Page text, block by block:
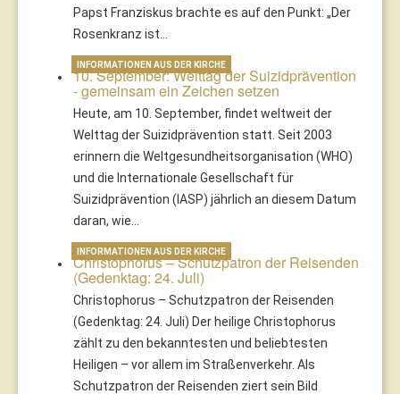
Papst Franziskus brachte es auf den Punkt: „Der
Rosenkranz ist…
10. September: Welttag der Suizidprävention
- gemeinsam ein Zeichen setzen
Heute, am 10. September, findet weltweit der
Welttag der Suizidprävention statt. Seit 2003
erinnern die Weltgesundheitsorganisation (WHO)
und die Internationale Gesellschaft für
Suizidprävention (IASP) jährlich an diesem Datum
daran, wie…
INFORMATIONEN AUS DER KIRCHE
Christophorus – Schutzpatron der Reisenden
(Gedenktag: 24. Juli)
Christophorus – Schutzpatron der Reisenden
(Gedenktag: 24. Juli) Der heilige Christophorus
zählt zu den bekanntesten und beliebtesten
Heiligen – vor allem im Straßenverkehr. Als
Schutzpatron der Reisenden ziert sein Bild
INFORMATIONEN AUS DER KIRCHE